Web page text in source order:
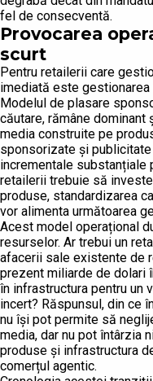
fel de consecventă.
Provocarea
scurt
Pentru retailerii care
imediată este
Modelul de plasare
căutare, rămâne
media construite pe
sponsorizate și
incrementale substanțiale
retailerii trebuie să
produse, standardizarea
vor alimenta următoarea
Acest model operațional
resurselor. Ar trebui un
afacerii sale existente de
prezent miliarde de dolari
în infrastructura pentru un
incert? Răspunsul, din ce
nu își pot permite să
media, dar nu pot întârzia
produse și infrastructura
comerțul agentic.